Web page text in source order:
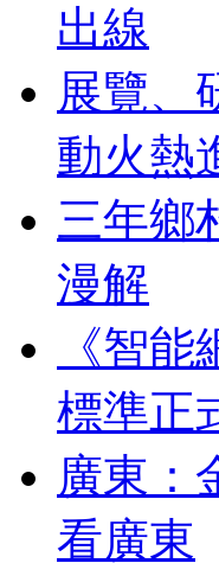
出線
展覽、
動火熱
三年鄉
漫解
《智
標準正
廣東：
看廣東